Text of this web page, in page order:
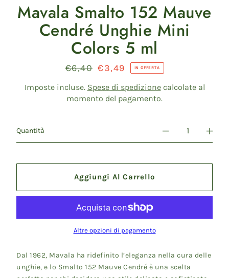
Mavala Smalto 152 Mauve
Cendré Unghie Mini
Colors 5 ml
Prezzo
listino
€6,40 Prezzo
scontato
€3,49 IN OFFERTA
Imposte incluse. Spese di spedizionecalcolate al
momento del pagamento.
Quantità
Aggiungi Al Carrello
Altre opzioni di pagamento
Dal 1962, Mavala ha ridefinito l’eleganza nella cura delle
unghie, e lo Smalto 152 Mauve Cendré è una scelta